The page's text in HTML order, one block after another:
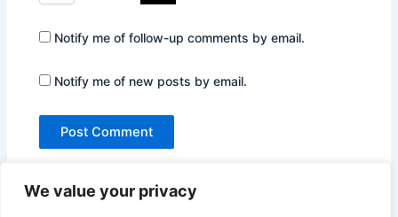
We value your privacy
Notify me of follow-up comments by email.
Notify me of new posts by email.